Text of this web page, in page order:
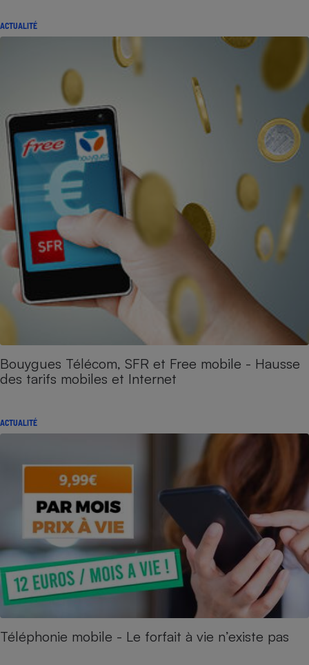
ACTUALITÉ
Bouygues Télécom, SFR et Free mobile - Hausse
des tarifs mobiles et Internet
ACTUALITÉ
Téléphonie mobile - Le forfait à vie n’existe pas